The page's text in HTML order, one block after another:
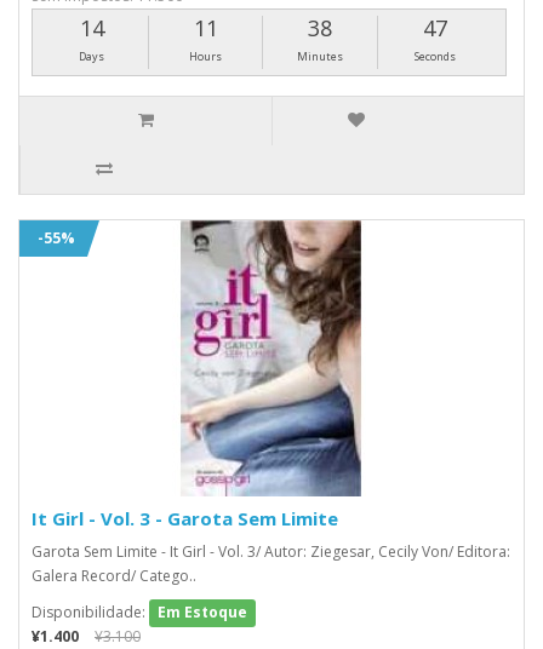
14
Days
11
Hours
38
Minutes
46
Seconds
-55%
It Girl - Vol. 3 - Garota Sem Limite
Garota Sem Limite - It Girl - Vol. 3/ Autor: Ziegesar, Cecily Von/ Editora:
Galera Record/ Catego..
Disponibilidade:
Em Estoque
¥1.400
¥3.100